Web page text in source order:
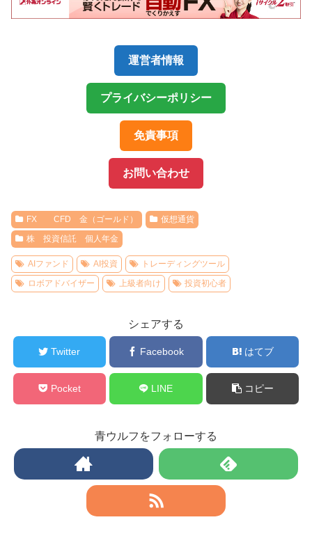
運営者情報
プライバシーポリシー
免責事項
お問い合わせ
FX CFD 金（ゴールド）
仮想通貨
株 投資信託 個人年金
AIファンド AI投資
トレーディングツール
ロボアドバイザー
上級者向け 投資初心者
シェアする
Twitter Facebook はてブ
Pocket LINE コピー
青ウルフをフォローする